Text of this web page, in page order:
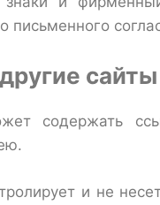
письменного
сайты
содержать
и не